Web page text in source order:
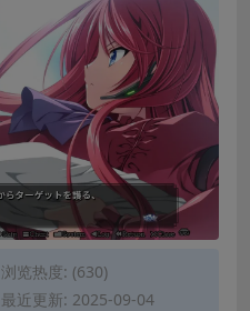
浏览热度: (630)
最近更新: 2025-09-04